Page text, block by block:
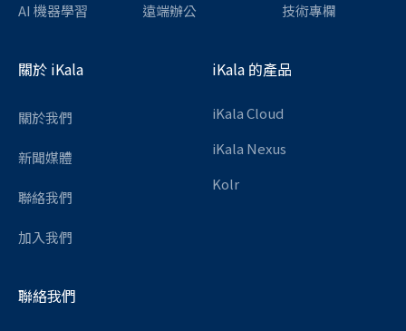
AI 機器學習 遠端辦公 技術專欄
關於 iKala
關於我們
新聞媒體
聯絡我們
加入我們
iKala 的產品
iKala Cloud
iKala Nexus
Kolr
聯絡我們